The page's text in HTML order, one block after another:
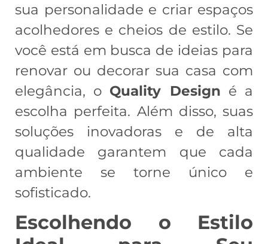
sua personalidade e criar espaços
acolhedores e cheios de estilo. Se
você está em busca de ideias para
renovar ou decorar sua casa com
elegância, o Quality Design é a
escolha perfeita. Além disso, suas
soluções inovadoras e de alta
qualidade garantem que cada
ambiente se torne único e
sofisticado.
Escolhendo o Estilo